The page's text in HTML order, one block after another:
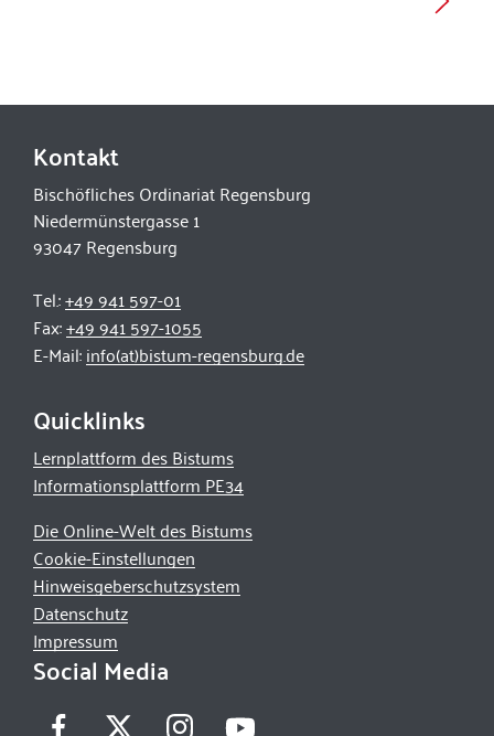
Kontakt
Bischöfliches Ordinariat Regensburg
Niedermünstergasse 1
93047 Regensburg
Tel.:+49 941 597-01
Fax:+49 941 597-1055
E-Mail:info(at)bistum-regensburg.de
Quicklinks
Lernplattform des Bistums
Informationsplattform PE34
Die Online-Welt des Bistums
Cookie-Einstellungen
Hinweisgeberschutzsystem
Datenschutz
Impressum
Social Media